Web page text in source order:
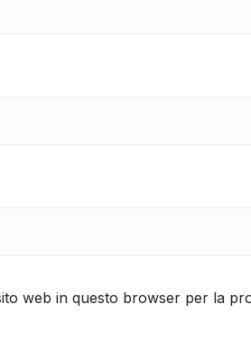
web in questo browser per la